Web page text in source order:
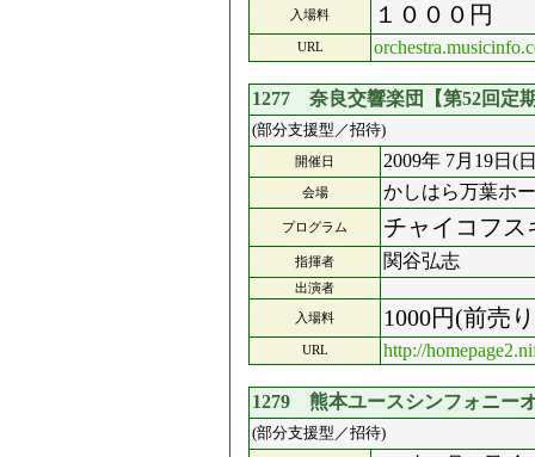
入場料 １０００円
URL
1277 奈良交響楽団【第52回定
(部分支援型／招待)
開催日 2009年 7月19日(
会場 かしはら万葉ホ
プログラム チャイコフ
指揮者 関谷弘志
出演者
入場料 1000円(前売
URL http://
1279 熊本ユースシンフォニー
(部分支援型／招待)